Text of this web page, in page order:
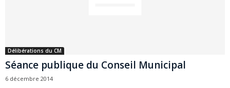
Délibérations du CM
Séance publique du Conseil Municipal
6 décembre 2014